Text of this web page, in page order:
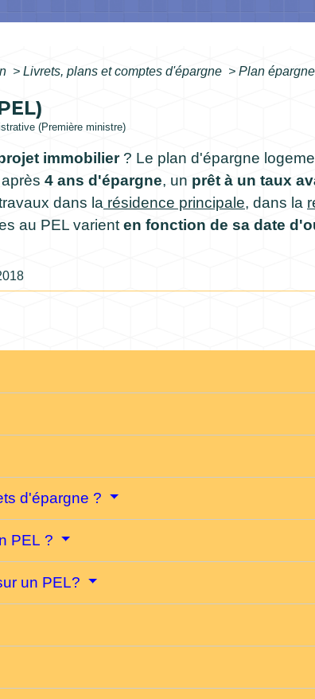
> Livrets, plans et comptes d'épargne > Plan
(Première ministre)
immobilier? Le plan d'épargne
4 ans d'épargne, un prêt à un taux
dans la résidence principale, dans la
au PEL varienten fonction de sa date
d'épargne ?
PEL ?
un PEL?